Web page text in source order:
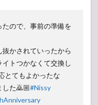
ので、事前の準備を
かされていったから
イトつかなくて交換し
とてもよかったな
した🙇🏼#Nissy